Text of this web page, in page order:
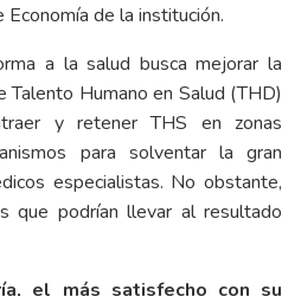
de la institución.
a la salud busca mejorar la
Humano en Salud (THD)
y retener THS en zonas
para solventar la gran
especialistas. No obstante,
que podrían llevar al resultado
el más satisfecho con su